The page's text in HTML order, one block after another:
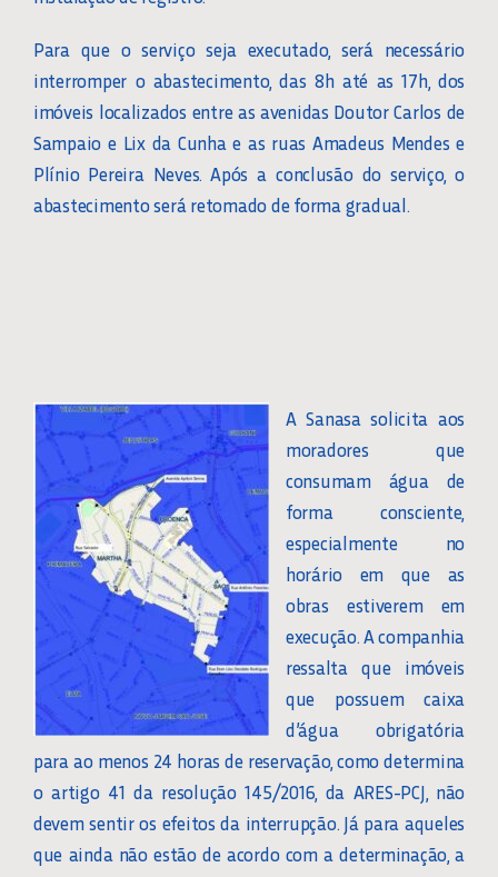
Para que o serviço seja executado, será necessário
interromper o abastecimento, das 8h até as 17h, dos
imóveis localizados entre as avenidas Doutor Carlos de
Sampaio e Lix da Cunha e as ruas Amadeus Mendes e
Plínio Pereira Neves. Após a conclusão do serviço, o
abastecimento será retomado de forma gradual.
A Sanasa solicita aos
moradores que
consumam água de
forma consciente,
especialmente no
horário em que as
obras estiverem em
execução. A companhia
ressalta que imóveis
que possuem caixa
d’água obrigatória
para ao menos 24 horas de reservação, como determina
o artigo 41 da resolução 145/2016, da ARES-PCJ, não
devem sentir os efeitos da interrupção. Já para aqueles
que ainda não estão de acordo com a determinação, a